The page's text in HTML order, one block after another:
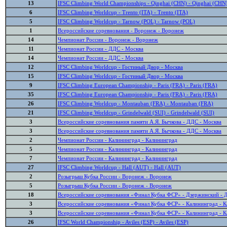
13
IFSC Climbing World Championships - Qinghai (CHN) - Qinghai
6
IFSC Climbing Worldcup - Trento (ITA) - Trento (ITA)
5
IFSC Climbing Worldcup - Tarnow (POL) - Tarnow (POL)
1
Всероссийские соревнования - Воронеж - Воронеж
14
Чемпионат России - Воронеж - Воронеж
11
Чемпионат России - ДДС - Москва
14
Чемпионат России - ДДС - Москва
12
IFSC Climbing Worldcup - Гостиный Двор - Москва
15
IFSC Climbing Worldcup - Гостиный Двор - Москва
9
IFSC Climbing European Championship - Paris (FRA) - Paris (FRA)
35
IFSC Climbing European Championship - Paris (FRA) - Paris (FRA)
26
IFSC Climbing Worldcup - Montauban (FRA) - Montauban (FRA)
21
IFSC Climbing Worldcup - Grindelwald (SUI) - Grindelwald (SUI)
3
Всероссийские соревнования памяти А.Я. Бычкова - ДДС - Москва
3
Всероссийские соревнования памяти А.Я. Бычкова - ДДС - Москва
2
Чемпионат России - Калининград - Калининград
5
Чемпионат России - Калининград - Калининград
7
Чемпионат России - Калининград - Калининград
27
IFSC Climbing Worldcup - Hall (AUT) - Hall (AUT)
2
Розыгрыш Кубка России - Воронеж - Воронеж
5
Розыгрыш Кубка России - Воронеж - Воронеж
18
Всероссийские соревнования «Финал Кубка ФСР» - Дзержинский -
3
Всероссийские соревнования «Финал Кубка ФСР» - Калининград -
3
Всероссийские соревнования «Финал Кубка ФСР» - Калининград -
26
IFSC World Championship - Aviles (ESP) - Aviles (ESP)